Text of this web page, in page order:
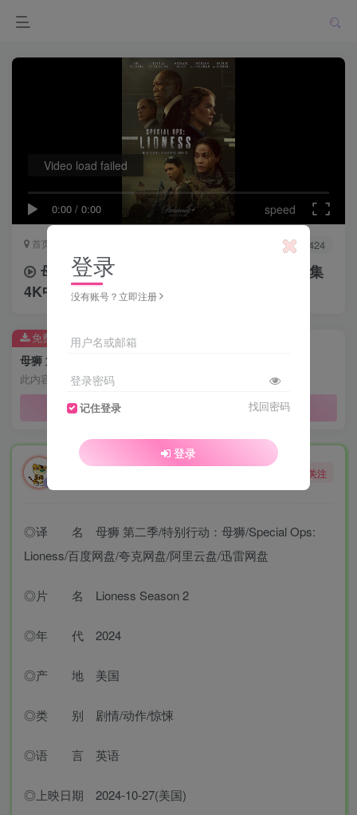
0:00 / 0:00 speed
Video load failed
首页 7197 4424
母狮 第二季 Lioness Season 2 (2024)全8集
4K中字
母狮 第二季 Lioness Season 2 (2024)全8集4K中字
此内容为免费资源，请登录后查看
免费资源
勇敢的大野狼 关注
◎译 名 母狮 第二季/特别行动：母狮/Special Ops:
Lioness/百度网盘/夸克网盘/阿里云盘/迅雷网盘
◎片 名 Lioness Season 2
◎年 代 2024
◎产 地 美国
◎类 别 剧情/动作/惊悚
◎语 言 英语
◎上映日期 2024-10-27(美国)
登录
没有账号？立即注册
用户名或邮箱
登录密码
记住登录 找回密码
登录